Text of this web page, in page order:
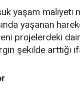
yaşam maliyeti
yaşanan
projelerdeki
şekilde arttığı